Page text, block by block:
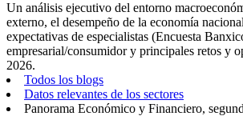
Un análisis ejecutivo del entorno
externo, el desempeño de la economía
expectativas de especialistas (Encuesta
empresarial/consumidor y principales retos y
2026.
Todos los blogs
Datos relevantes de los sectores
Panorama Económico y Financiero,